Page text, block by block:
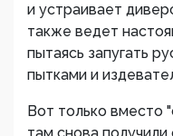
и устраивает
также ведет
пытаясь запугать
пытками и
Вот только вместо